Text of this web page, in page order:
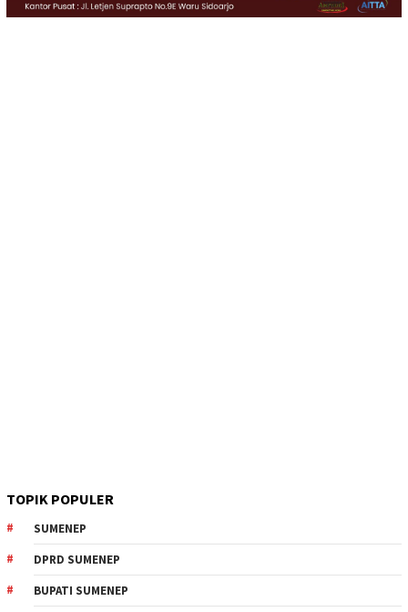
TOPIK POPULER
SUMENEP
DPRD SUMENEP
BUPATI SUMENEP